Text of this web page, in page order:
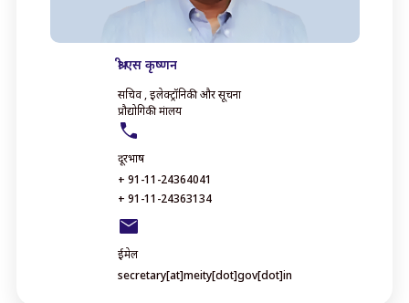
श्री एस कृष्णन
सचिव , इलेक्ट्रॉनिकी और सूचना
प्रौद्योगिकी मंत्रालय
दूरभाष
+ 91-11-24364041
+ 91-11-24363134
ईमेल
secretary[at]meity[dot]gov[dot]in